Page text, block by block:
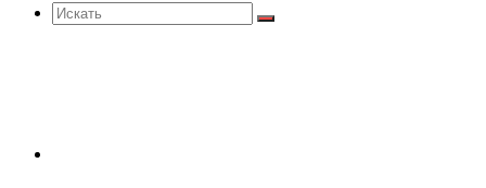
Искать